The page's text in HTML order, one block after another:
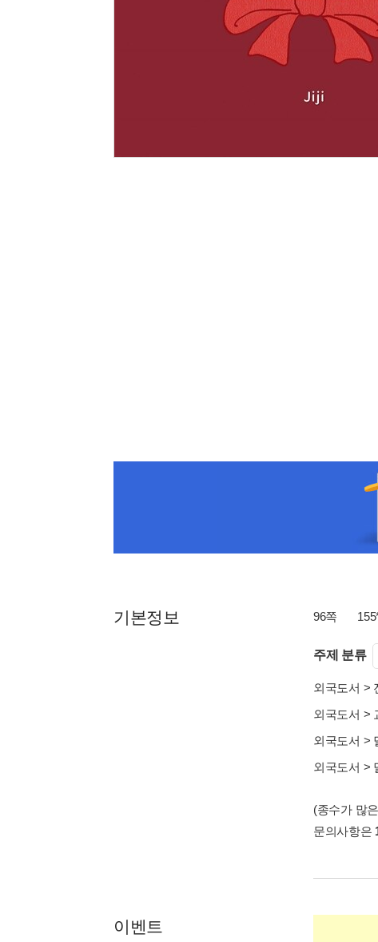
기본정보 96쪽
주제 분류
외국도서 >
외국도서 >
외국도서 >
외국도서 >
(종수가 많
문의사항은
이벤트